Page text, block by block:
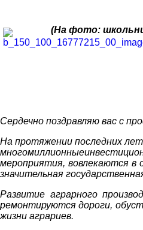
(На фото:
Сердечно поздравляю вас с
На протяжении последних
мероприятия, вовлекаются в
значительная
Развитие аграрного
ремонтируются дороги,
жизни аграриев.